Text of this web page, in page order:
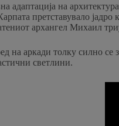
на
претставувало
архангел Михаил
на аркади толку силно
светлини.